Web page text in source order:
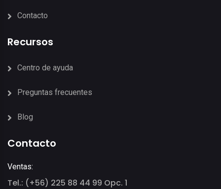
Contacto
Recursos
Centro de ayuda
Preguntas frecuentes
Blog
Contacto
Ventas:
Tel.: (+56) 225 88 44 99 Opc. 1